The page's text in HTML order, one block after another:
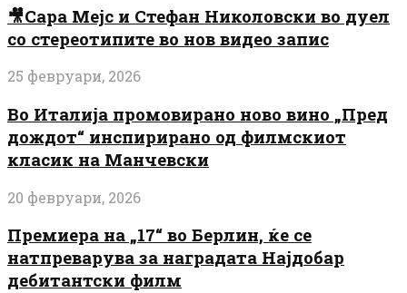
🎥Сара Мејс и Стефан Николовски во дуел
со стереотипите во нов видео запис
25 февруари, 2026
Во Италија промовирано ново вино „Пред
дождот“ инспирирано од филмскиот
класик на Манчевски
20 февруари, 2026
Премиера на „17“ во Берлин, ќе се
натпреварува за наградата Најдобар
дебитантски филм